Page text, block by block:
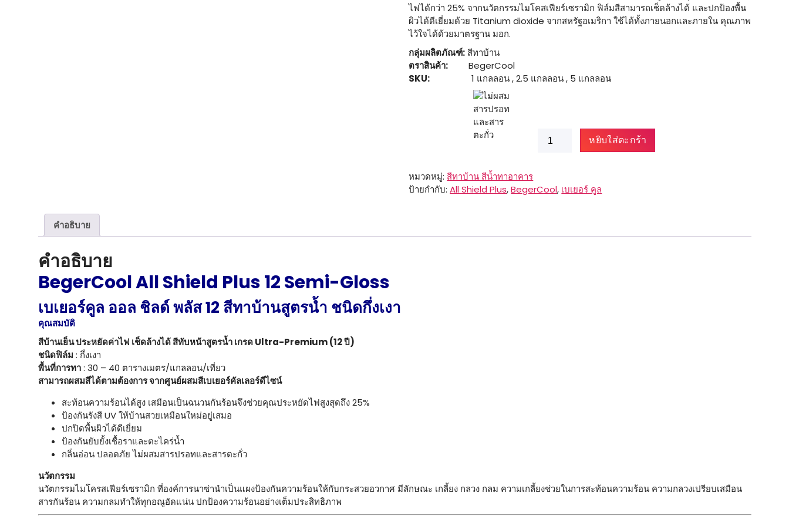
ไฟได้กว่า 25% จากนวัตกรรมไมโคสเฟียร์เซรามิก ฟิล์มสีสามารถเช็ดล้างได้ และปกป้องพื้น
ผิวได้ดีเยี่ยมด้วย Titanium dioxide จากสหรัฐอเมริกา ใช้ได้ทั้งภายนอกและภายใน คุณภาพ
ไว้ใจได้ด้วยมาตรฐาน มอก.
กลุ่มผลิตภัณฑ์: สีทาบ้าน
ตราสินค้า:
BegerCool
SKU:
1 แกลลอน , 2.5 แกลลอน , 5 แกลลอน
จำนวน
BegerCool
Plus
ชิ้น
หยิบใส่ตะกร้า
หมวดหมู่: สีทาบ้าน สีน้ำทาอาคาร
ป้ายกำกับ:All Shield Plus,BegerCool, เบเยอร์ คูล
คำอธิบาย
คำอธิบาย
BegerCool All Shield Plus 12 Semi-Gloss
เบเยอร์คูล ออล ชิลด์ พลัส 12 สีทาบ้านสูตรน้ำ ชนิดกึ่งเงา
คุณสมบัติ
สีบ้านเย็น ประหยัดค่าไฟ เช็ดล้างได้ สีทับหน้าสูตรน้ำ เกรด Ultra-Premium (12 ปี)
ชนิดฟิล์ม : กึ่งเงา
พื้นที่การทา: 30 – 40 ตารางเมตร/แกลลอน/เที่ยว
สามารถผสมสีได้ตามต้องการ จากศูนย์ผสมสีเบเยอร์คัลเลอร์ดีไซน์
สะท้อนความร้อนได้สูง เสมือนเป็นฉนวนกันร้อนจึงช่วยคุณประหยัดไฟสูงสุดถึง 25%
ป้องกันรังสี UV ให้บ้านสวยเหมือนใหม่อยู่เสมอ
ปกปิดพื้นผิวได้ดีเยี่ยม
ป้องกันยับยั้งเชื้อราและตะไคร่น้ำ
กลิ่นอ่อน ปลอดภัย ไม่ผสมสารปรอทและสารตะกั่ว
นวัตกรรม
นวัตกรรมไมโครสเฟียร์เซรามิก ที่องค์การนาซ่านำเป็นแผงป้องกันความร้อนให้กับกระสวยอวกาศ มีลักษณะ เกลี้ยง กลวง กลม ความเกลี้ยงช่วยในการสะท้อนความร้อน ความกลวงเปรียบเสมือน
สารกันร้อน ความกลมทำให้ทุกอณูอัดแน่น ปกป้องความร้อนอย่างเต็มประสิทธิภาพ